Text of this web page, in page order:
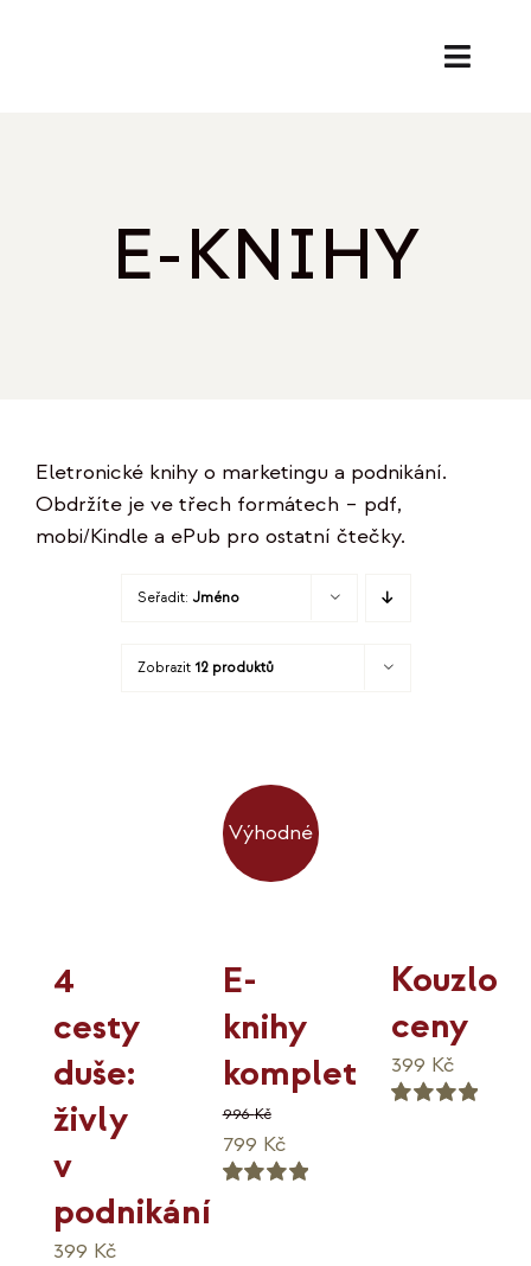
E-KNIHY
Eletronické knihy o marketingu a podnikání.
Obdržíte je ve třech formátech – pdf,
mobi/Kindle a ePub pro ostatní čtečky.
Seřadit: Jméno
Zobrazit 12 produktů
4
cesty
duše:
živly
v
podnikání
399 Kč
Výhodné
E-
knihy
komplet
996Kč
Původní
cena
799 KčAktuální
cena
Kouzlo
ceny
399 Kč